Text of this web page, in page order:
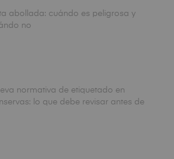
abollada: cuándo es peligrosa y
no
normativa de etiquetado en
lo que debe revisar antes de